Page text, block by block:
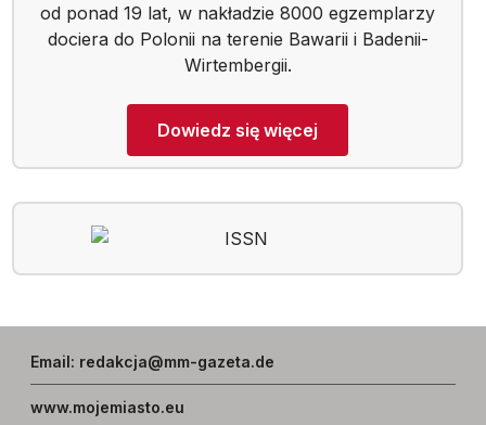
od ponad 19 lat, w nakładzie 8000 egzemplarzy
dociera do Polonii na terenie Bawarii i Badenii-
Wirtembergii.
Dowiedz się więcej
Email: redakcja@mm-gazeta.de
www.mojemiasto.eu